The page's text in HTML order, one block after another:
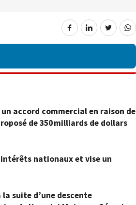
accord commercial en raison de
de 350 milliards de dollars
nationaux et vise un
suite d’une descente